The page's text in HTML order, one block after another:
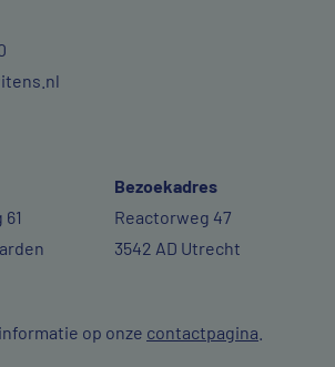
Bezoekadres
Reactorweg 47
3542 AD Utrecht
op onze contactpagina